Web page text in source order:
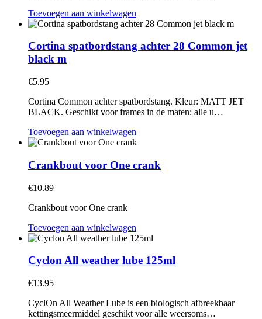
Toevoegen aan winkelwagen
Cortina spatbordstang achter 28 Common jet
black m
€5.95
Cortina Common achter spatbordstang. Kleur: MATT JET
BLACK. Geschikt voor frames in de maten: alle u…
Toevoegen aan winkelwagen
Crankbout voor One crank
€10.89
Crankbout voor One crank
Toevoegen aan winkelwagen
Cyclon All weather lube 125ml
€13.95
CyclOn All Weather Lube is een biologisch afbreekbaar
kettingsmeermiddel geschikt voor alle weersoms…